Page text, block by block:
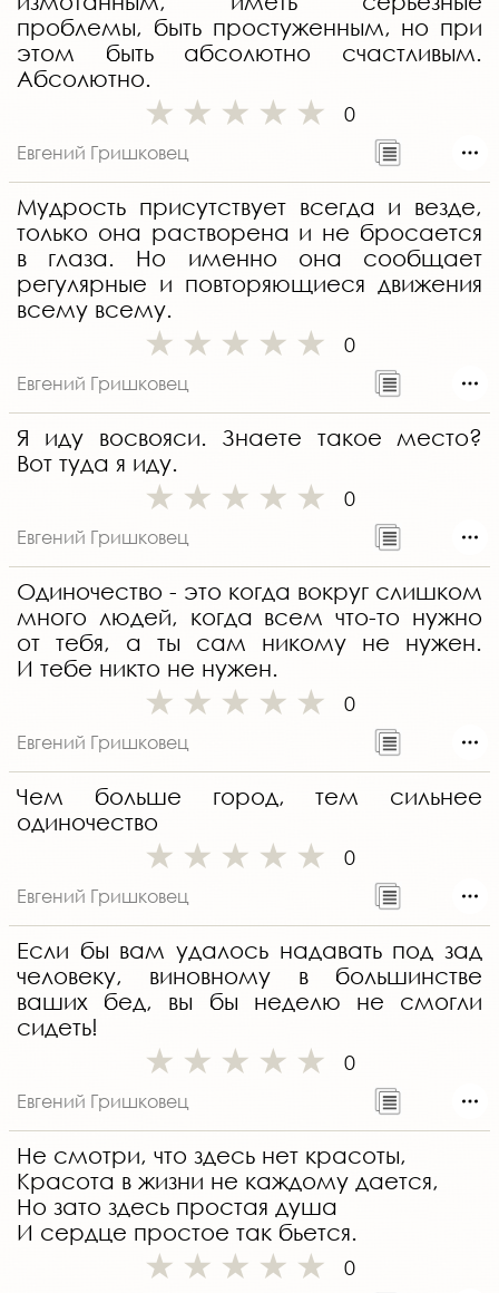
проблемы, быть простуженным, но при
этом быть абсолютно счастливым.
Абсолютно.
0
Евгений Гришковец
Мудрость присутствует всегда и везде,
только она растворена и не бросается
в глаза. Но именно она сообщает
регулярные и повторяющиеся движения
всему всему.
0
Евгений Гришковец
Я иду восвояси. Знаете такое место?
Вот туда я иду.
0
Евгений Гришковец
Одиночество - это когда вокруг слишком
много людей, когда всем что-то нужно
от тебя, а ты сам никому не нужен.
И тебе никто не нужен.
0
Евгений Гришковец
Чем больше город, тем сильнее
одиночество
0
Евгений Гришковец
Если бы вам удалось надавать под зад
человеку, виновному в большинстве
ваших бед, вы бы неделю не смогли
сидеть!
0
Евгений Гришковец
Не смотри, что здесь нет красоты,
Красота в жизни не каждому дается,
Но зато здесь простая душа
И сердце простое так бьется.
0